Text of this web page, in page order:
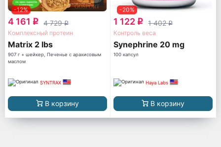
-12%
4 161 q 4 729q
Комплексный протеин
Matrix 2 lbs
907 г + шейкер, Печенье с арахисовым
маслом
SYNTRAX
В корзину
-20%
1 122 q 1 402q
Контроль веса
Synephrine 20 mg
100 капсул
Haya Labs
В корзину